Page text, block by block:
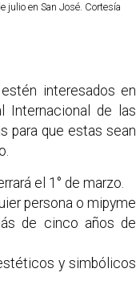
julio en San José. Cortesía
interesados en
Internacional de las
para que estas sean
el 1° de marzo.
persona o mipyme
de cinco años de
y simbólicos